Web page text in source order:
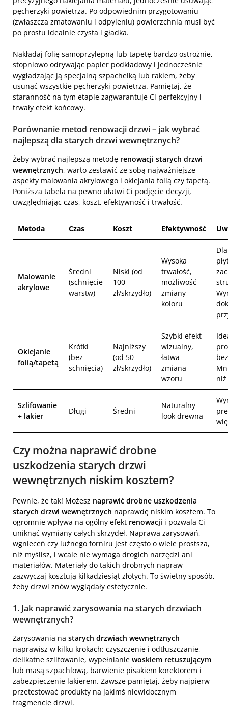
pęcherzyki powietrza. Po odpowiednim przygotowaniu
(zwłaszcza zmatowaniu i odpyleniu) powierzchnia musi być
po prostu idealnie czysta i gładka.
Nakładaj folię samoprzylepną lub tapetę bardzo ostrożnie,
stopniowo odrywając papier podkładowy i jednocześnie
wygładzając ją specjalną szpachelką lub raklem, żeby
usunąć wszystkie pęcherzyki powietrza. Pamiętaj, że
staranność na tym etapie zagwarantuje Ci perfekcyjny i
trwały efekt końcowy.
Porównanie metod renowacji drzwi – jak wybrać
najlepszą dla starych drzwi wewnętrznych?
Żeby wybrać najlepszą metodę renowacji starych drzwi
wewnętrznych, warto zestawić ze sobą najważniejsze
aspekty malowania akrylowego i oklejania folią czy tapetą.
Poniższa tabela na pewno ułatwi Ci podjęcie decyzji,
uwzględniając czas, koszt, efektywność i trwałość.
Metoda Czas Koszt Efektywność
Malowanie
akrylowe
Średni
(schnięcie
warstw)
Niski (od
100
zł/skrzydło)
Wysoka
trwałość,
możliwość
zmiany
koloru
Oklejanie
folią/tapetą
Krótki
(bez
schnięcia)
Najniższy
(od 50
zł/skrzydło)
Szybki efekt
wizualny,
łatwa
zmiana
wzoru
Szlifowanie
+ lakier
Długi Średni
Naturalny
look drewna
Czy można naprawić drobne
uszkodzenia starych drzwi
wewnętrznych niskim kosztem?
Pewnie, że tak! Możesz naprawić drobne uszkodzenia
starych drzwi wewnętrznych naprawdę niskim kosztem. To
ogromnie wpływa na ogólny efekt renowacji i pozwala Ci
uniknąć wymiany całych skrzydeł. Naprawa zarysowań,
wgnieceń czy luźnego forniru jest często o wiele prostsza,
niż myślisz, i wcale nie wymaga drogich narzędzi ani
materiałów. Materiały do takich drobnych napraw
zazwyczaj kosztują kilkadziesiąt złotych. To świetny sposób,
żeby drzwi znów wyglądały estetycznie.
1. Jak naprawić zarysowania na starych drzwiach
wewnętrznych?
Zarysowania na starych drzwiach wewnętrznych
naprawisz w kilku krokach: czyszczenie i odtłuszczanie,
delikatne szlifowanie, wypełnianie woskiem retuszującym
lub masą szpachlową, barwienie pisakiem korektorem i
zabezpieczenie lakierem. Zawsze pamiętaj, żeby najpierw
przetestować produkty na jakimś niewidocznym
fragmencie drzwi.